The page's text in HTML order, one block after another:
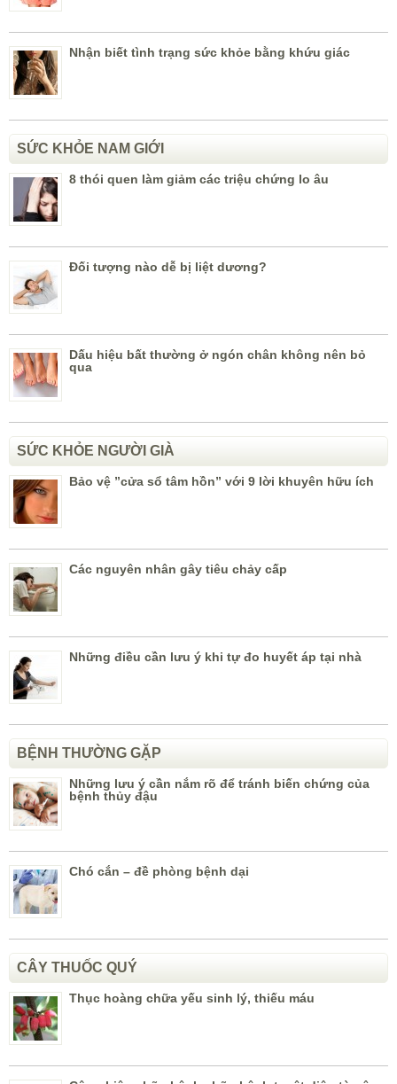
Nhận biết tình trạng sức khỏe bằng khứu giác
SỨC KHỎE NAM GIỚI
8 thói quen làm giảm các triệu chứng lo âu
Đối tượng nào dễ bị liệt dương?
Dấu hiệu bất thường ở ngón chân không nên bỏ
qua
SỨC KHỎE NGƯỜI GIÀ
Bảo vệ ”cửa sổ tâm hồn” với 9 lời khuyên hữu ích
Các nguyên nhân gây tiêu chảy cấp
Những điều cần lưu ý khi tự đo huyết áp tại nhà
BỆNH THƯỜNG GẶP
Những lưu ý cần nắm rõ để tránh biến chứng của
bệnh thủy đậu
Chó cắn – đề phòng bệnh dại
CÂY THUỐC QUÝ
Thục hoàng chữa yếu sinh lý, thiếu máu